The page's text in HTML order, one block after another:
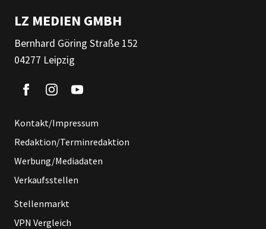
LZ MEDIEN GMBH
Bernhard Göring Straße 152
04277 Leipzig
Kontakt/Impressum
Redaktion/Terminredaktion
Werbung/Mediadaten
Verkaufsstellen
Stellenmarkt
VPN Vergleich